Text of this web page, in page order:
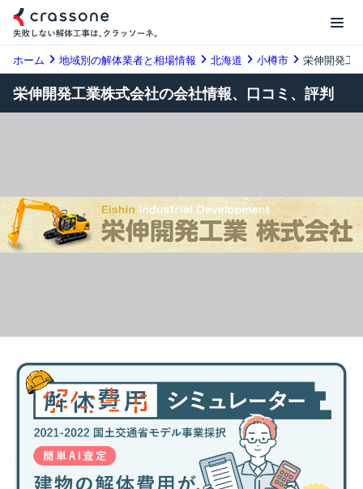
ホーム 地域別の解体業者と相場情報 北海道 小樽市 栄伸開発工
栄伸開発工業株式会社の会社情報、口コミ、評判